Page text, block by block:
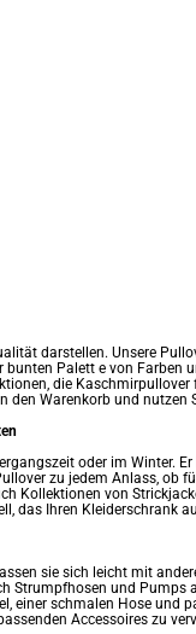
darstellen. Unsere
Palett e von Farben
die
Warenkorb und nutzen
oder im Winter.
zu jedem Anlass, ob
Kollektionen von
das Ihren Kleiderschrank
sie sich leicht mit
Strumpfhosen und Pumps
schmalen Hose und
Accessoires zu